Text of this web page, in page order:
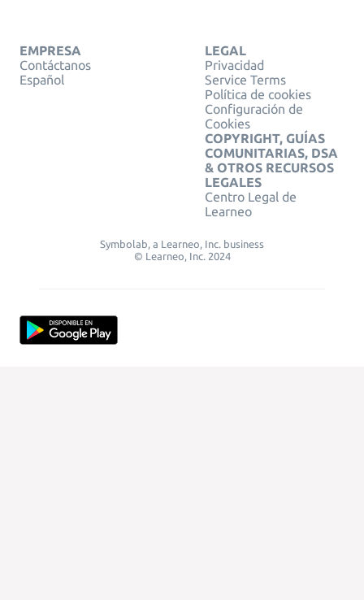
EMPRESA
Contáctanos
Español
LEGAL
Privacidad
Service Terms
Política de cookies
Configuración de
Cookies
COPYRIGHT, GUÍAS
COMUNITARIAS, DSA
& OTROS RECURSOS
LEGALES
Centro Legal de
Learneo
Symbolab, a Learneo, Inc. business
© Learneo, Inc. 2024